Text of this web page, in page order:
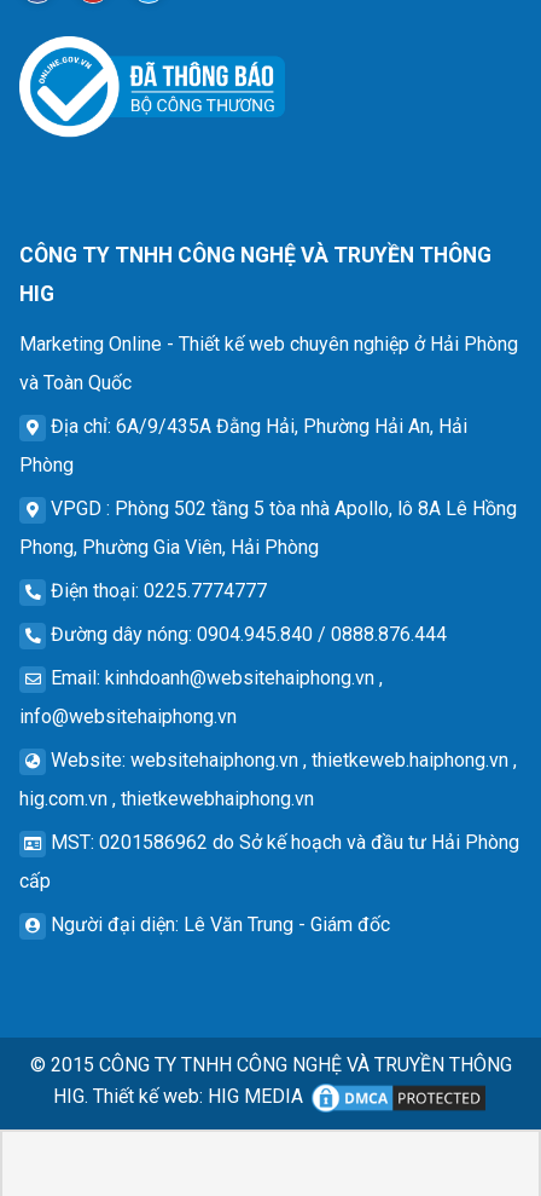
CÔNG TY TNHH CÔNG NGHỆ VÀ TRUYỀN THÔNG
HIG
Marketing Online - Thiết kế web chuyên nghiệp ở Hải Phòng
và Toàn Quốc
Địa chỉ: 6A/9/435A Đằng Hải, Phường Hải An, Hải
Phòng
VPGD : Phòng 502 tầng 5 tòa nhà Apollo, lô 8A Lê Hồng
Phong, Phường Gia Viên, Hải Phòng
Điện thoại: 0225.7774777
Đường dây nóng: 0904.945.840 / 0888.876.444
Email : kinhdoanh@websitehaiphong.vn ,
info@websitehaiphong.vn
Website: websitehaiphong.vn , thietkeweb.haiphong.vn ,
hig.com.vn , thietkewebhaiphong.vn
MST: 0201586962 do Sở kế hoạch và đầu tư Hải Phòng
cấp
Người đại diện: Lê Văn Trung - Giám đốc
© 2015 CÔNG TY TNHH CÔNG NGHỆ VÀ TRUYỀN THÔNG
HIG. Thiết kế web: HIG MEDIA